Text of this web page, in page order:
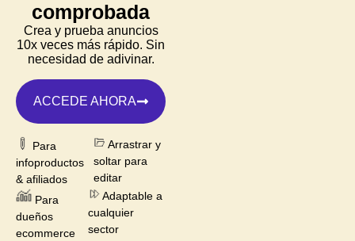
comprobada
Crea y prueba anuncios
10x veces más rápido. Sin
necesidad de adivinar.
ACCEDE AHORA
Para
infoproductos
& afiliados
Arrastrar y
soltar para
editar
Para
dueños
ecommerce
Adaptable a
cualquier
sector